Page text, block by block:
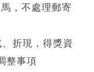
，不處理郵寄
折現，得獎資
整事項